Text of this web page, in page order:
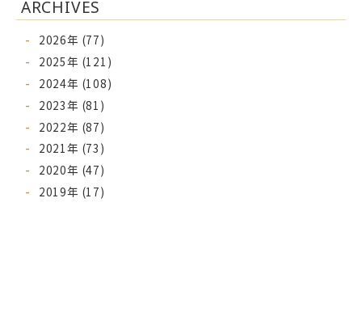
ARCHIVES
2026年 (77)
2025年 (121)
2024年 (108)
2023年 (81)
2022年 (87)
2021年 (73)
2020年 (47)
2019年 (17)